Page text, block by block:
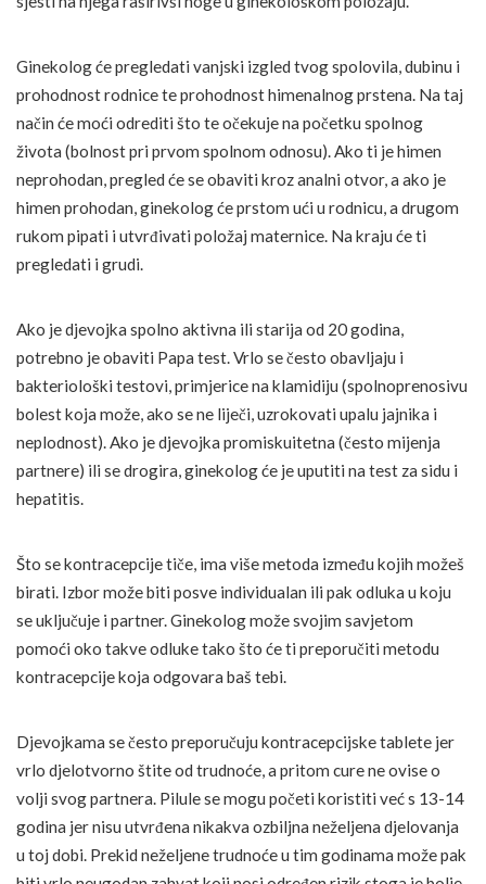
Ginekolog će pregledati vanjski izgled tvog spolovila, dubinu i
prohodnost rodnice te prohodnost himenalnog prstena. Na taj
način će moći odrediti što te očekuje na početku spolnog
života (bolnost pri prvom spolnom odnosu). Ako ti je himen
neprohodan, pregled će se obaviti kroz analni otvor, a ako je
himen prohodan, ginekolog će prstom ući u rodnicu, a drugom
rukom pipati i utvrđivati položaj maternice. Na kraju će ti
pregledati i grudi.
Ako je djevojka spolno aktivna ili starija od 20 godina,
potrebno je obaviti Papa test. Vrlo se često obavljaju i
bakteriološki testovi, primjerice na klamidiju (spolnoprenosivu
bolest koja može, ako se ne liječi, uzrokovati upalu jajnika i
neplodnost). Ako je djevojka promiskuitetna (često mijenja
partnere) ili se drogira, ginekolog će je uputiti na test za sidu i
hepatitis.
Što se kontracepcije tiče, ima više metoda između kojih možeš
birati. Izbor može biti posve individualan ili pak odluka u koju
se uključuje i partner. Ginekolog može svojim savjetom
pomoći oko takve odluke tako što će ti preporučiti metodu
kontracepcije koja odgovara baš tebi.
Djevojkama se često preporučuju kontracepcijske tablete jer
vrlo djelotvorno štite od trudnoće, a pritom cure ne ovise o
volji svog partnera. Pilule se mogu početi koristiti već s 13-14
godina jer nisu utvrđena nikakva ozbiljna neželjena djelovanja
u toj dobi. Prekid neželjene trudnoće u tim godinama može pak